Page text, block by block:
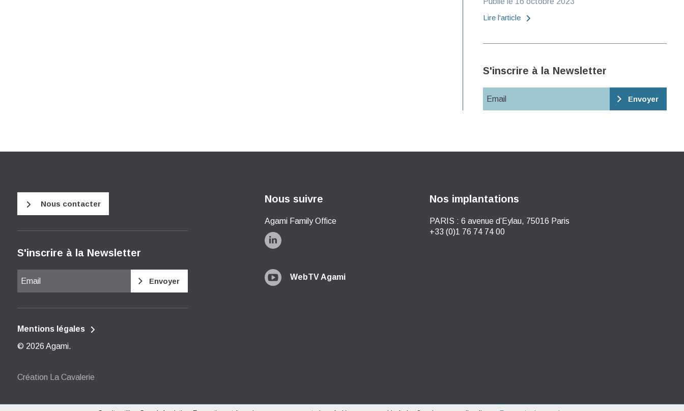
Lire l'article
S'inscrire à la Newsletter
Nous contacter
S'inscrire à la Newsletter
Mentions légales
© 2026 Agami.
Création La Cavalerie
Nous suivre
Agami Family Office
WebTV Agami
Nos implantations
PARIS : 6 avenue d’Eylau, 75016 Paris
+33 (0)1 76 74 74 00